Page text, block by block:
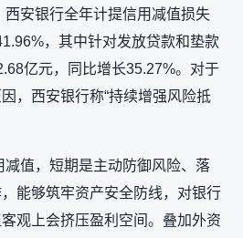
安银行全年计提信用减值损失
，其中针对发放贷款和垫款
亿元，同比增长35.27%。对于
，西安银行称“持续增强风险抵
减值，短期是主动防御风险、落
能够筑牢资产安全防线，对银行
观上会挤压盈利空间。叠加外资